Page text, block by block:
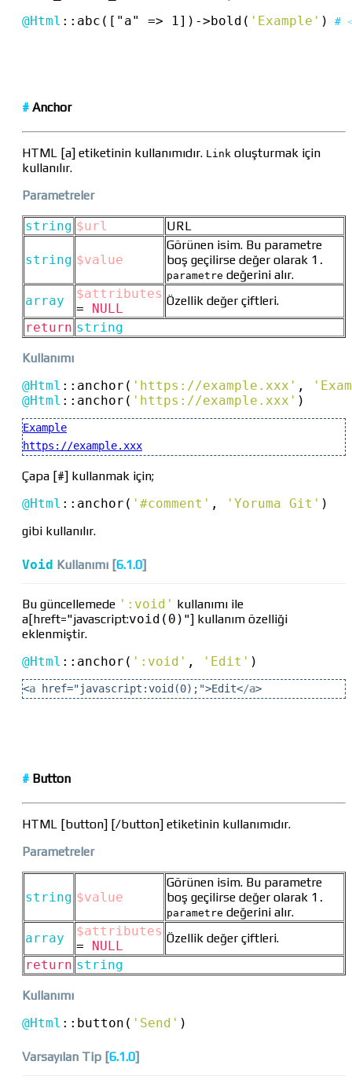
@Html :: abc(["a" => 1]) ->bold( 'Example' ) #
# Anchor
HTML [a] etiketinin kullanımıdır. Link oluşturmak için
kullanılır.
Parametreler
string $url URL
string $value
Görünen isim. Bu parametre
boş geçilirse değer olarak 1 .
parametre değerini alır.
array
$attributes
=
NULL
Özellik değer çiftleri.
return string
Kullanımı
@Html :: anchor( 'https://example.xxx' ,
@Html :: anchor( 'https://example.xxx' )
Example
https://example.xxx
Çapa [#] kullanmak için;
@Html :: anchor( '#comment' , 'Yoruma Git' )
gibi kullanılır.
Void Kullanımı [6.1.0]
Bu güncellemede ':void' kullanımı ile
a[hreft="javascript:void(0) "] kullanım özelliği
eklenmiştir.
@Html :: anchor( ':void' , 'Edit' )
<a href="javascript:void(0) ;">Edit</a>
# Button
HTML [button] [/button] etiketinin kullanımıdır.
Parametreler
string $value
Görünen isim. Bu parametre
boş geçilirse değer olarak 1 .
parametre değerini alır.
array
$attributes
= NULL
Özellik değer çiftleri.
return string
Kullanımı
@Html :: button( 'Send' )
Varsayılan Tip [6.1.0]